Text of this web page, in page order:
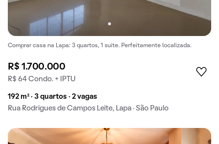
Comprar casa na Lapa: 3 quartos, 1 suíte. Perfeitamente localizada.
R$ 1.700.000
R$ 64 Condo. + IPTU
192 m² · 3 quartos · 2 vagas
Rua Rodrigues de Campos Leite, Lapa · São Paulo